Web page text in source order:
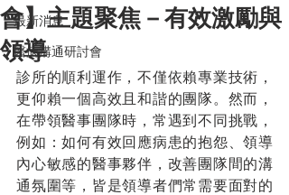
最新消息
醫病溝通研討會
會】主題聚焦－有效激勵與
領導
診所的順利運作，不僅依賴專業技術，
更仰賴一個高效且和諧的團隊。然而，
在帶領醫事團隊時，常遇到不同挑戰，
例如：如何有效回應病患的抱怨、領導
內心敏感的醫事夥伴，改善團隊間的溝
通氛圍等，皆是領導者們常需要面對的